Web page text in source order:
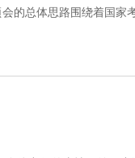
的总体思路围绕着国家